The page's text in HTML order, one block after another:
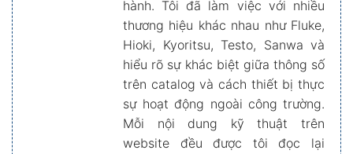
hành. Tôi đã làm việc với nhiều
thương hiệu khác nhau như Fluke,
Hioki, Kyoritsu, Testo, Sanwa và
hiểu rõ sự khác biệt giữa thông số
trên catalog và cách thiết bị thực
sự hoạt động ngoài công trường.
Mỗi nội dung kỹ thuật trên
website đều được tôi đọc lại